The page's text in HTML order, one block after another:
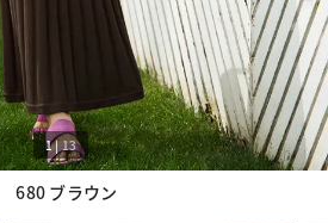
680 ブラウン
1|13